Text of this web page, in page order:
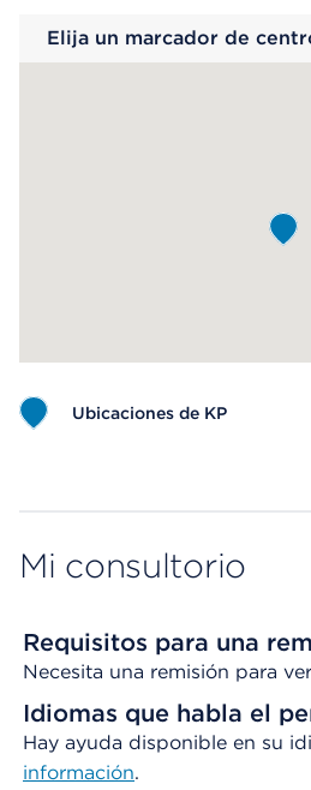
Elija un marcador de
Ubicaciones de KP
Mi consultorio
Requisitos para una
Necesita una remisión para
Idiomas que habla el
Hay ayuda disponible en su
información.